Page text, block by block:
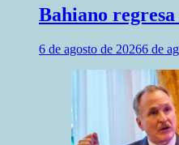
Bahiano
6 de agosto de 20266 de